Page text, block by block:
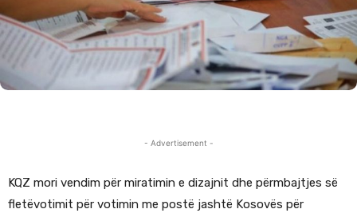
- Advertisement -
KQZ mori vendim për miratimin e dizajnit dhe përmbajtjes së
fletëvotimit për votimin me postë jashtë Kosovës për